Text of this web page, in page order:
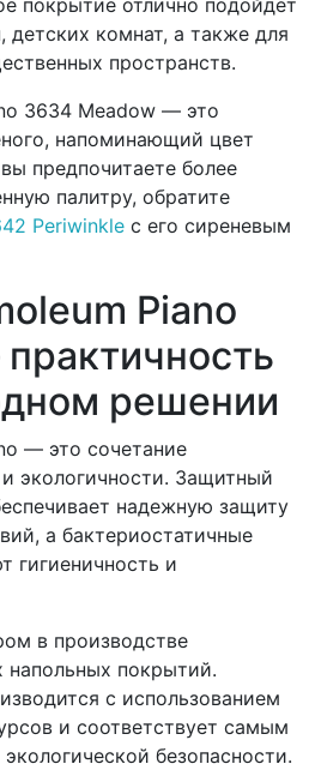
покрытие отлично подойдет
детских комнат, а также для
пространств.
3634 Meadow — это
напоминающий цвет
предпочитаете более
палитру, обратите
Periwinkle с его сиреневым
Piano
решении
— это сочетание
экологичности. Защитный
надежную защиту
а бактериостатичные
гигиеничность и
в производстве
напольных покрытий.
с использованием
и соответствует самым
безопасности.